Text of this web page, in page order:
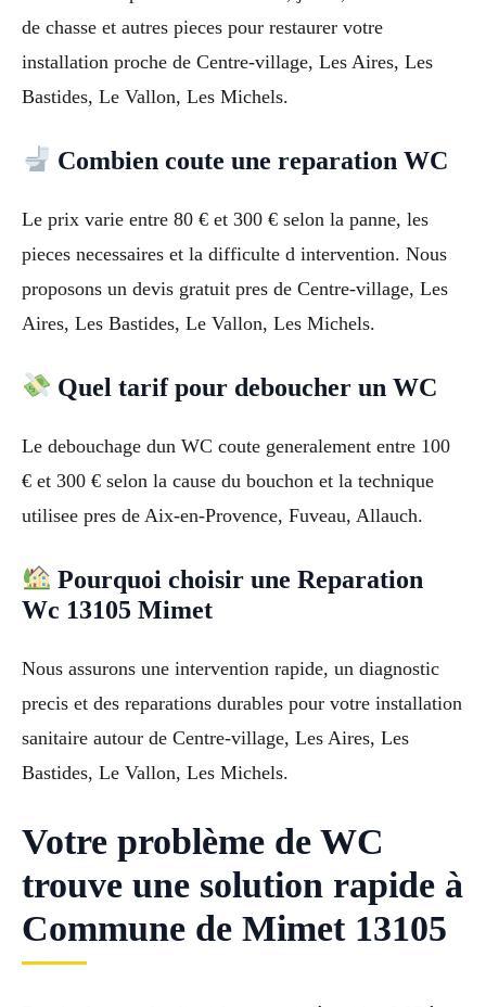
de chasse et autres pieces pour restaurer votre
installation proche de Centre-village, Les Aires, Les
Bastides, Le Vallon, Les Michels.
Combien coute une reparation WC
Le prix varie entre 80 € et 300 € selon la panne, les
pieces necessaires et la difficulte d intervention. Nous
proposons un devis gratuit pres de Centre-village, Les
Aires, Les Bastides, Le Vallon, Les Michels.
Quel tarif pour deboucher un WC
Le debouchage dun WC coute generalement entre 100
€ et 300 € selon la cause du bouchon et la technique
utilisee pres de Aix-en-Provence, Fuveau, Allauch.
Pourquoi choisir une Reparation
Wc 13105 Mimet
Nous assurons une intervention rapide, un diagnostic
precis et des reparations durables pour votre installation
sanitaire autour de Centre-village, Les Aires, Les
Bastides, Le Vallon, Les Michels.
Votre problème de WC
trouve une solution rapide à
Commune de Mimet 13105